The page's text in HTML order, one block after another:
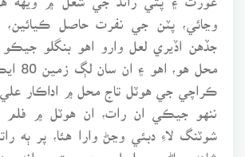
وڃائي، پٽن جي نفرت حاصل ڪيائين،
جڏهن اڏيري لعل وارو اهو بنگلو جيڪو
محل
ڪراچي جي هوٽل تاج محل ۾ اداڪار علي
ننهو جيڪي ان رات، ان هوٽل ۾ فلم
شوٽنگ لاءِ دبئي وڃڻ وارا هئا، پر ٻه
شاهه ساڻن مسلسل ويهي پتي راند